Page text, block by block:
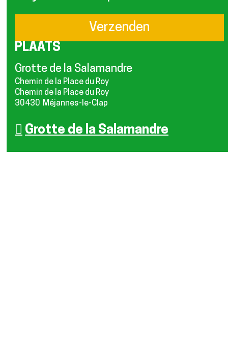
PLAATS
Grotte de la Salamandre
Chemin de la Place du Roy
Chemin de la Place du Roy
30430 Méjannes-le-Clap
Grotte de la Salamandre